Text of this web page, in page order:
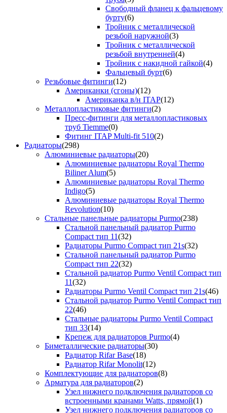
Свободный фланец к фальцевому
бурту(6)
Тройник с металлической
резьбой наружной(3)
Тройник с металлической
резьбой внутренней(4)
Тройник с накидной гайкой(4)
Фальцевый бурт(6)
Резьбовые фитинги(12)
Американки (сгоны)(12)
Американка в/н ITAP(12)
Металлопластиковые фитинги(2)
Пресс-фитинги для металлопластиковых
труб Tiemme(0)
Фитинг ITAP Multi-fit 510(2)
Радиаторы(298)
Алюминиевые радиаторы(20)
Алюминиевые радиаторы Royal Thermo
Biliner Alum(5)
Алюминиевые радиаторы Royal Thermo
Indigo(5)
Алюминиевые радиаторы Royal Thermo
Revolution(10)
Стальные панельные радиаторы Purmo(238)
Стальной панельный радиатор Purmo
Compact тип 11(32)
Радиаторы Purmo Compact тип 21s(32)
Стальной панельный радиатор Purmo
Compact тип 22(32)
Стальной радиатор Purmo Ventil Compact тип
11(32)
Радиаторы Purmo Ventil Compact тип 21s(46)
Стальной радиатор Purmo Ventil Compact тип
22(46)
Стальные радиаторы Purmo Ventil Compact
тип 33(14)
Крепеж для радиаторов Purmo(4)
Биметаллические радиаторы(30)
Радиатор Rifar Base(18)
Радиатор Rifar Monolit(12)
Комплектующие для радиаторов(8)
Арматура для радиаторов(2)
Узел нижнего подключения радиаторов со
встроенными кранами Watts, прямой(1)
Узел нижнего подключения радиаторов со